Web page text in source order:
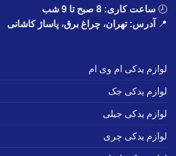
🕗 ساعت کاری: 8 صبح تا 9 شب
📍
آدرس: تهران، چراغ برق، پاساژ کاشانی
لوازم یدکی ام وی ام
لوازم یدکی جک
لوازم یدکی جیلی
لوازم یدکی چری